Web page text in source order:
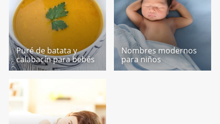
Puré de batata y
calabacín para bebés
Nombres modernos
para niños